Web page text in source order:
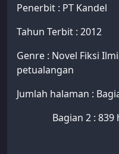
Penerbit : PT Kandel
Tahun Terbit : 2012
Genre : Novel Fiksi
petualangan
Jumlah halaman :
Bagian 2 : 839